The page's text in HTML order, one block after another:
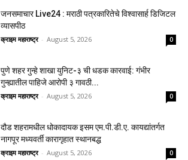
जनसमाचार Live24 : मराठी पत्रकारितेचे विश्वासार्ह डिजिटल
व्यासपीठ
क्राइम महाराष्ट्र - August 5, 2026 0
पुणे शहर गुन्हे शाखा युनिट-३ ची धडक कारवाई: गंभीर
गुन्ह्यातील पाहिजे आरोपी ३ गावठी...
क्राइम महाराष्ट्र - August 5, 2026 0
दौड शहरामधील धोकादायक इसम एम.पी.डी.ए. कायद्यांतर्गत
नागपूर मध्यवर्ती कारागृहात स्थानबद्ध
क्राइम महाराष्ट्र - August 5, 2026 0